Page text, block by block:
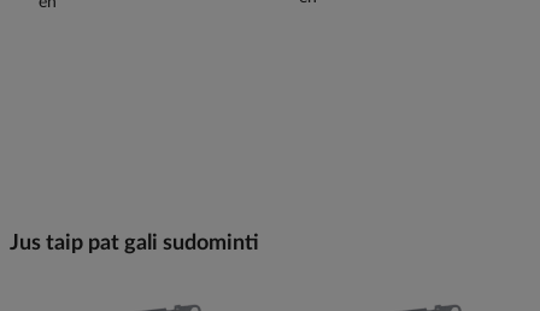
Jus taip pat gali sudominti